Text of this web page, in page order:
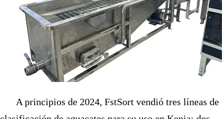
A principios de 2024, FstSort vendió tres líneas de